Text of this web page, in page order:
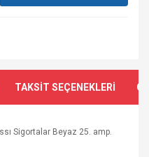
TAKSİT SEÇENEKLERİ
Sigortalar Beyaz 25. amp.